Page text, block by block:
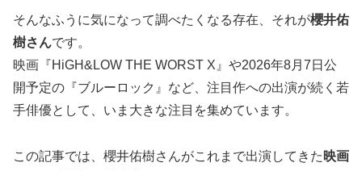
そんなふうに気になって調べたくなる存在、それが櫻井佑
樹さんです。
映画『HiGH&LOW THE WORST X』や2026年8月7日公
開予定の『ブルーロック』など、注目作への出演が続く若
手俳優として、いま大きな注目を集めています。
この記事では、櫻井佑樹さんがこれまで出演してきた 映画